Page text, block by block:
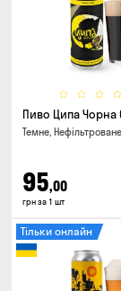
Пиво Ципа Чорна
Темне,
95,00
грн за 1 шт
Тільки онлайн